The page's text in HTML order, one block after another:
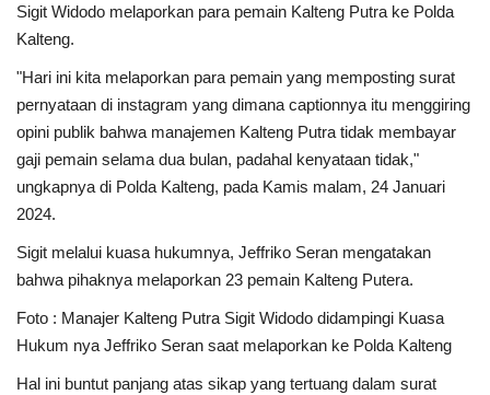
Sigit Widodo melaporkan para pemain Kalteng Putra ke Polda
Kalteng.
"Hari ini kita melaporkan para pemain yang memposting surat
pernyataan di instagram yang dimana captionnya itu menggiring
opini publik bahwa manajemen Kalteng Putra tidak membayar
gaji pemain selama dua bulan, padahal kenyataan tidak,"
ungkapnya di Polda Kalteng, pada Kamis malam, 24 Januari
2024.
Sigit melalui kuasa hukumnya, Jeffriko Seran mengatakan
bahwa pihaknya melaporkan 23 pemain Kalteng Putera.
Foto : Manajer Kalteng Putra Sigit Widodo didampingi Kuasa
Hukum nya Jeffriko Seran saat melaporkan ke Polda Kalteng
Hal ini buntut panjang atas sikap yang tertuang dalam surat